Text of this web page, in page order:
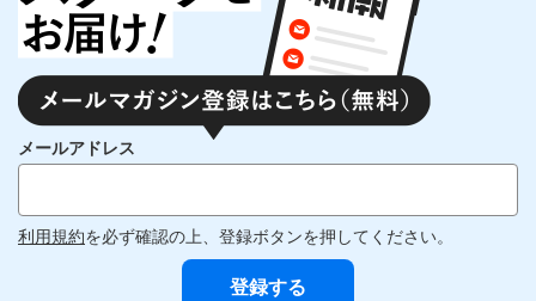
メールアドレス
利用規約を必ず確認の上、登録ボタンを押してください。